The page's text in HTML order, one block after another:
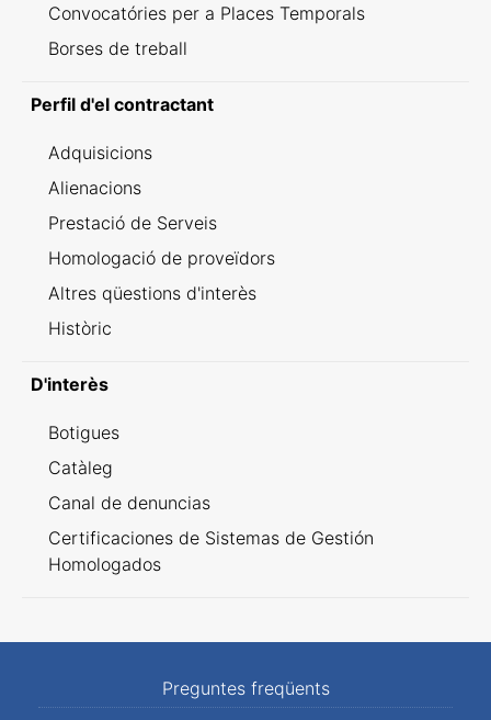
Convocatóries per a Places Temporals
Borses de treball
Perfil d'el contractant
Adquisicions
Alienacions
Prestació de Serveis
Homologació de proveïdors
Altres qüestions d'interès
Històric
D'interès
Botigues
Catàleg
Canal de denuncias
Certificaciones de Sistemas de Gestión
Homologados
Preguntes freqüents